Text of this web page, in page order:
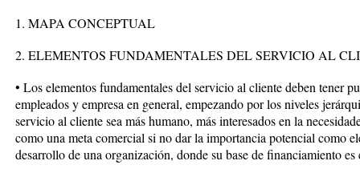
1. MAPA CONCEPTUAL
2. ELEMENTOS FUNDAMENTALES DEL SERVICIO AL
• Los elementos fundamentales del servicio al cliente deben tener
empleados y empresa en general, empezando por los niveles
servicio al cliente sea más humano, más interesados en la
como una meta comercial si no dar la importancia potencial como
desarrollo de una organización, donde su base de financiamiento es